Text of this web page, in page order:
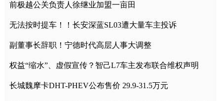
前极越公关负责人徐继业加盟一亩田
无法按时提车！！长安深蓝SL03遭大量车主投诉
副董事长辞职！宁德时代高层人事大调整
权益“缩水”、虚假宣传？智己L7车主发布联合维权声明
长城魏摩卡DHT-PHEV公布售价 29.9-31.5万元